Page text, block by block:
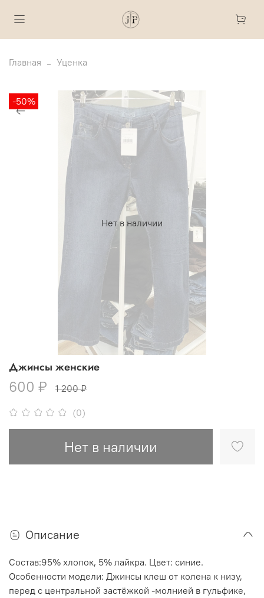
Главная Уценка
Нет в наличии
-50%
(0)
Джинсы женские
600 ₽ 1 200 ₽
Нет в наличии
Описание
Состав:95% хлопок, 5% лайкра. Цвет: синие.
Особенности модели: Джинсы клеш от колена к низу,
перед с центральной застёжкой -молнией в гульфике,